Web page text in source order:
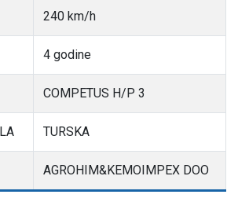
240 km/h
4 godine
COMPETUS H/P 3
TURSKA
AGROHIM&KEMOIMPEX DOO